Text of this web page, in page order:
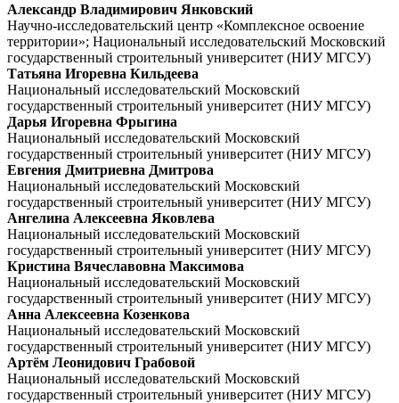
Александр Владимирович Янковский
Научно-исследовательский центр «Комплексное освоение
территории»; Национальный исследовательский Московский
государственный строительный университет (НИУ МГСУ)
Татьяна Игоревна Кильдеева
Национальный исследовательский Московский
государственный строительный университет (НИУ МГСУ)
Дарья Игоревна Фрыгина
Национальный исследовательский Московский
государственный строительный университет (НИУ МГСУ)
Евгения Дмитриевна Дмитрова
Национальный исследовательский Московский
государственный строительный университет (НИУ МГСУ)
Ангелина Алексеевна Яковлева
Национальный исследовательский Московский
государственный строительный университет (НИУ МГСУ)
Кристина Вячеславовна Максимова
Национальный исследовательский Московский
государственный строительный университет (НИУ МГСУ)
Анна Алексеевна Козенкова
Национальный исследовательский Московский
государственный строительный университет (НИУ МГСУ)
Артём Леонидович Грабовой
Национальный исследовательский Московский
государственный строительный университет (НИУ МГСУ)